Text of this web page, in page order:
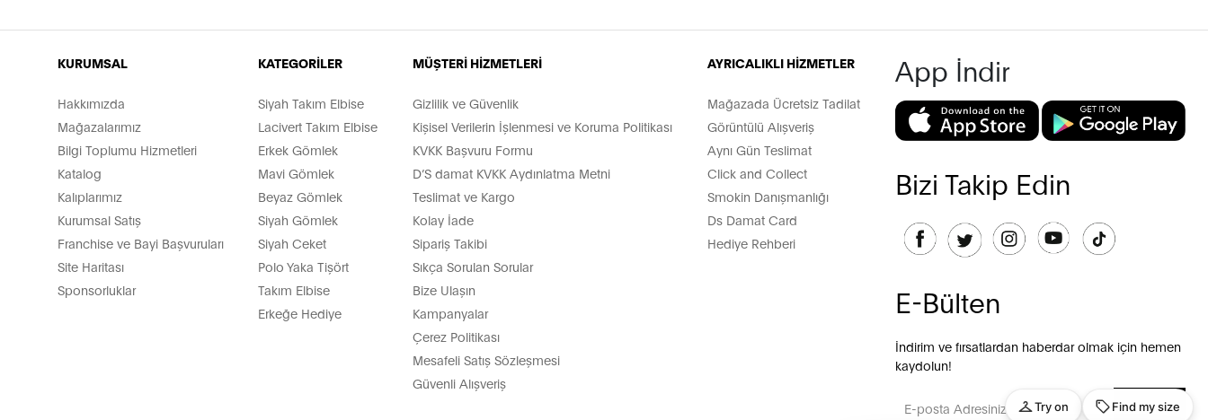
KURUMSAL
Hakkımızda
Mağazalarımız
Bilgi Toplumu Hizmetleri
Katalog
Kalıplarımız
Kurumsal Satış
Franchise ve Bayi Başvuruları
Site Haritası
Sponsorluklar
KATEGORİLER
Siyah Takım Elbise
Lacivert Takım Elbise
Erkek Gömlek
Mavi Gömlek
Beyaz Gömlek
Siyah Gömlek
Siyah Ceket
Polo Yaka Tişört
Takım Elbise
Erkeğe Hediye
MÜŞTERİ HİZMETLERİ
Gizlilik ve Güvenlik
Kişisel Verilerin İşlenmesi ve Koruma Politikası
KVKK Başvuru Formu
D’S damat KVKK Aydınlatma Metni
Teslimat ve Kargo
Kolay İade
Sipariş Takibi
Sıkça Sorulan Sorular
Bize Ulaşın
Kampanyalar
Çerez Politikası
Mesafeli Satış Sözleşmesi
Güvenli Alışveriş
AYRICALIKLI HİZMETLER
Mağazada Ücretsiz Tadilat
Görüntülü Alışveriş
Aynı Gün Teslimat
Click and Collect
Smokin Danışmanlığı
Ds Damat Card
Hediye Rehberi
App İndir
Bizi Takip Edin
E-Bülten
İndirim ve fırsatlardan haberdar olmak için hemen
kaydolun!
GÖNDER